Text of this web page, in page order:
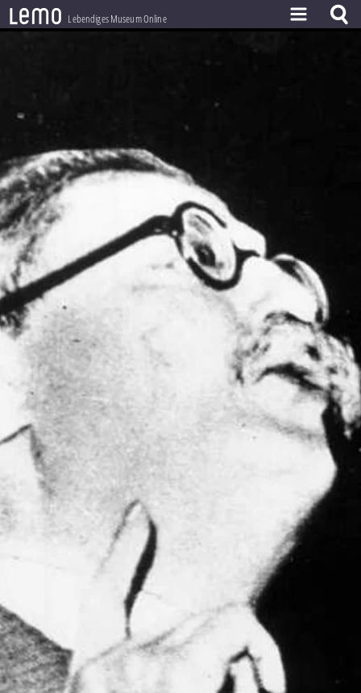
lemo Lebendiges Museum Online
ZEITZEUGEN
BESTAND
LERNEN
PROJEKT